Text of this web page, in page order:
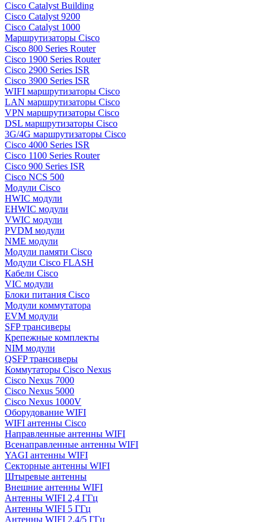
Cisco Catalyst Building
Cisco Catalyst 9200
Cisco Catalyst 1000
Маршрутизаторы Cisco
Cisco 800 Series Router
Cisco 1900 Series Router
Cisco 2900 Series ISR
Cisco 3900 Series ISR
WIFI маршрутизаторы Cisco
LAN маршрутизаторы Cisco
VPN маршрутизаторы Cisco
DSL маршрутизаторы Cisco
3G/4G маршрутизаторы Cisco
Cisco 4000 Series ISR
Cisco 1100 Series Router
Cisco 900 Series ISR
Cisco NCS 500
Модули Cisco
HWIC модули
EHWIC модули
VWIC модули
PVDM модули
NME модули
Модули памяти Cisco
Модули Cisco FLASH
Кабели Cisco
VIC модули
Блоки питания Cisco
Модули коммутатора
EVM модули
SFP трансиверы
Крепежные комплекты
NIM модули
QSFP трансиверы
Коммутаторы Cisco Nexus
Cisco Nexus 7000
Cisco Nexus 5000
Cisco Nexus 1000V
Оборудование WIFI
WIFI антенны Cisco
Направленные антенны WIFI
Всенаправленные антенны WIFI
YAGI антенны WIFI
Секторные антенны WIFI
Штыревые антенны
Внешние антенны WIFI
Антенны WIFI 2,4 ГГц
Антенны WIFI 5 ГГц
Антенны WIFI 2,4/5 ГГц